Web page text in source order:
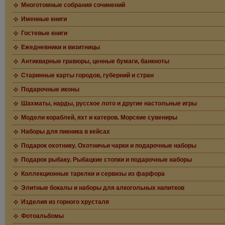
Многотомные собрания сочинений
Именные книги
Гостевые книги
Ежедневники и визитницы
Антикварные гравюры, ценные бумаги, банкноты
Старинные карты городов, губерний и стран
Подарочные иконы
Шахматы, нарды, русское лото и другие настольные игры
Модели кораблей, яхт и катеров. Морские сувениры
Наборы для пикника в кейсах
Подарок охотнику. Охотничьи чарки и подарочные наборы
Подарок рыбаку. Рыбацкие стопки и подарочные наборы
Коллекционные тарелки и сервизы из фарфора
Элитные бокалы и наборы для алкогольных напитков
Изделия из горного хрусталя
Фотоальбомы